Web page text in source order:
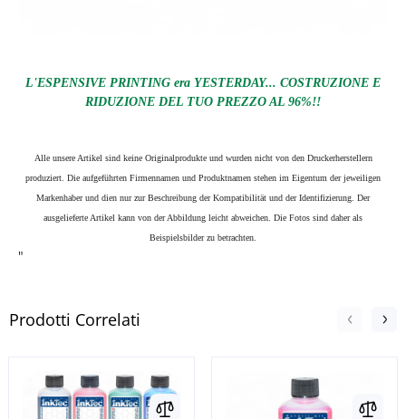
L'ESPENSIVE PRINTING era YESTERDAY... COSTRUZIONE E
RIDUZIONE DEL TUO PREZZO AL 96%!!
Alle unsere Artikel sind keine Originalprodukte und wurden nicht von den Druckerherstellern
produziert. Die aufgeführten Firmennamen und Produktnamen stehen im Eigentum der jeweiligen
Markenhaber und dien nur zur Beschreibung der Kompatibilität und der Identifizierung. Der
ausgelieferte Artikel kann von der Abbildung leicht abweichen. Die Fotos sind daher als
Beispielsbilder zu betrachten.
"
Prodotti Correlati